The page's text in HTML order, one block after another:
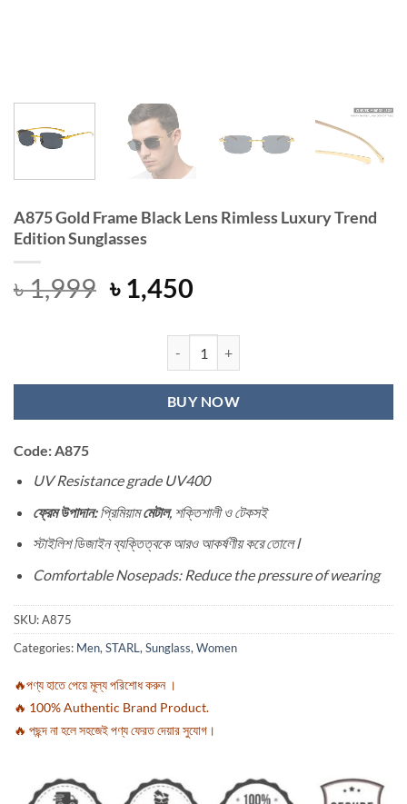
A875 Gold Frame Black Lens Rimless Luxury Trend
Edition Sunglasses
৳1,999 Original
price
৳ 1,999.
৳ 1,450Current
is:
৳ 1,450.
A875 Gold Frame Black Lens
BUY NOW
Code: A875
UV Resistance grade UV400
ফ্রেম উপাদান:প্রিমিয়ামমেটাল, শক্তিশালী ও টেকসই
স্টাইলিশ ডিজাইন ব্যক্তিত্বকে আরও আকর্ষণীয় করে তোলে l
Comfortable Nosepads: Reduce the pressure of wearing
SKU:A875
Categories: Men, STARL , Sunglass, Women
🔥পণ্য হাতে পেয়ে মূল্য পরিশোধ করুন ।
🔥 100% Authentic Brand Product.
🔥 পছন্দ না হলে সহজেই পণ্য ফেরত দেয়ার সুযোগ।